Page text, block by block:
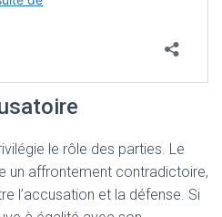
le rôle des parties. Le
un affrontement contradictoire,
l’accusation et la défense. Si